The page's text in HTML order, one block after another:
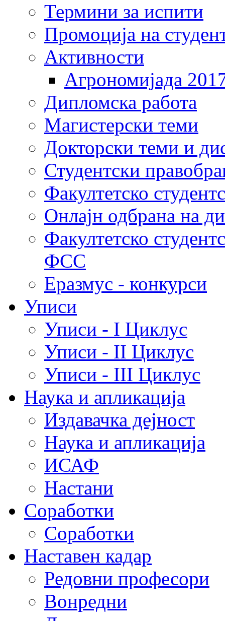
Термини за испити
Промоција на
Активности
Агрономијада
Дипломска работа
Магистерски теми
Докторски теми и
Студентски
Факултетско
Онлајн одбрана на
Факултетско
ФСС
Еразмус - конкурси
Уписи
Уписи - I Циклус
Уписи - II Циклус
Уписи - III Циклус
Наука и апликација
Издавачка дејност
Наука и апликација
ИСАФ
Настани
Соработки
Соработки
Наставен кадар
Редовни професори
Вонредни